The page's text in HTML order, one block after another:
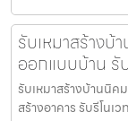
รับเหมาสร้าง
ออกแบบบ้าน รั
รับเหมาสร้างบ้านนิค
สร้างอาคาร รับรีโนเ